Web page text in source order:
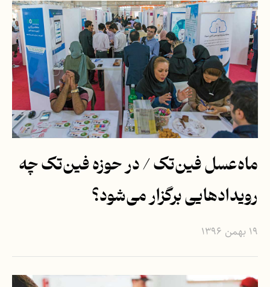
ماه‌عسل فین‌تک / در حوزه فین‌تک چه
رویدادهایی برگزار می‌شود؟
۱۹ بهمن ۱۳۹۶